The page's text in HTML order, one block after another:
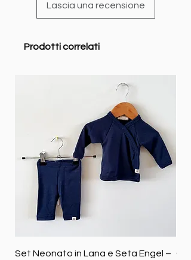
Lascia una recensione
Prodotti correlati
Set Neonato in Lana e Seta Engel –